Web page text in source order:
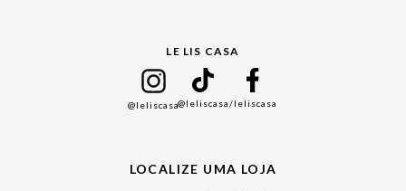
LE LIS CASA
@leliscasa@leliscasa/leliscasa
LOCALIZE UMA LOJA